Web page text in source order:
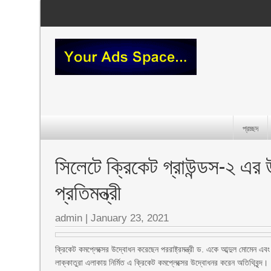
প্রচ্ছদ
সিলেটে ক্রিকেট গ্রাউন্ডস-২ এর
প্রতিমন্ত্রী
admin |January 23, 2021
ক্রিকেট কমপ্লেক্সের উদ্বোধন করেছেন পররাষ্ট্রমন্ত্রী ড. একে আব্দুল মোমেন
লাক্কাতুরা এলাকায় নির্মিত এ ক্রিকেট কমপ্লেক্সের উদ্বোধনর করেন অতিথিবৃন্দ।